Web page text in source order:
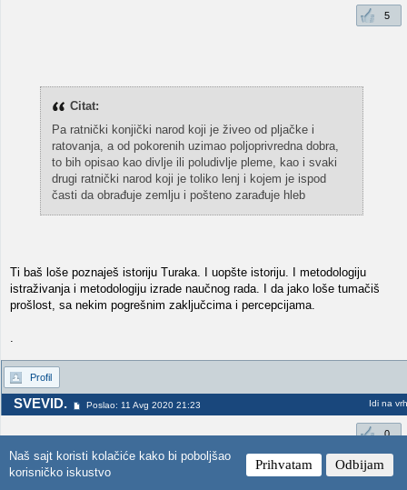
Naš sajt koristi kolačiće kako bi poboljšao
korisničko iskustvo
Prihvatam Odbijam
5
Citat:
Pa ratnički konjički narod koji je živeo od pljačke i
ratovanja, a od pokorenih uzimao poljoprivredna dobra,
to bih opisao kao divlje ili poludivlje pleme, kao i svaki
drugi ratnički narod koji je toliko lenj i kojem je ispod
časti da obrađuje zemlju i pošteno zarađuje hleb
Ti baš loše poznaješ istoriju Turaka. I uopšte istoriju. I metodologiju
istraživanja i metodologiju izrade naučnog rada. I da jako loše tumačiš
prošlost, sa nekim pogrešnim zaključcima i percepcijama.
.
Profil
SVEVID. Poslao: 11 Avg 2020 21:23 Idi na vrh
0